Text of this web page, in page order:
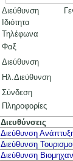
Διεύθυνση
Ιδιότητα
Τηλέφωνα
Φαξ
Διεύθυνση
Ηλ.Διεύθυνση
Σύνδεση
Πληροφορίες
Διευθύνσεις
Διεύθυνση
Διεύθυνση
Διεύθυνση